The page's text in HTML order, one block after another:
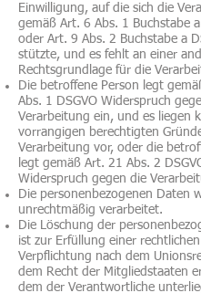
Einwilligung, auf die sich die
gemäß Art. 6 Abs. 1 Buchstabe a
oder Art. 9 Abs. 2 Buchstabe a
stützte, und es fehlt an einer
Rechtsgrundlage für die
Die betroffene Person legt
Abs. 1 DSGVO Widerspruch
Verarbeitung ein, und es liegen
vorrangigen berechtigten
Verarbeitung vor, oder die
legt gemäß Art. 21 Abs. 2
Widerspruch gegen die
Die personenbezogenen Daten
unrechtmäßig verarbeitet.
Die Löschung der
ist zur Erfüllung einer rechtlichen
Verpflichtung nach dem
dem Recht der Mitgliedstaaten
dem der Verantwortliche